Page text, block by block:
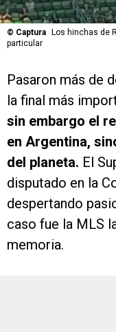
© Captura
Los hinchas de
particular
Pasaron más de
la final más
sin embargo el
en Argentina,
del planeta. El
disputado en la
despertando
caso fue la MLS
memoria.